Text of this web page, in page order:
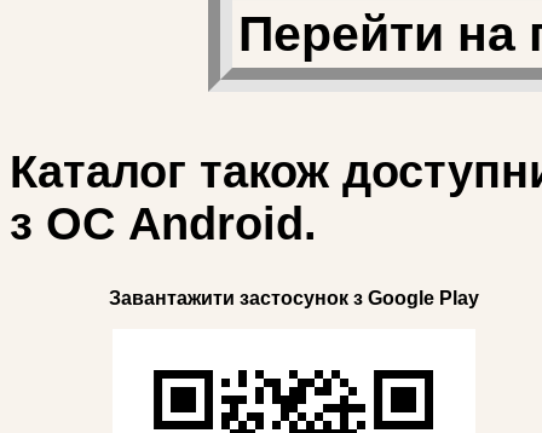
Перейти на
Каталог також
з ОС Android.
Завантажити застосунок з Google Play